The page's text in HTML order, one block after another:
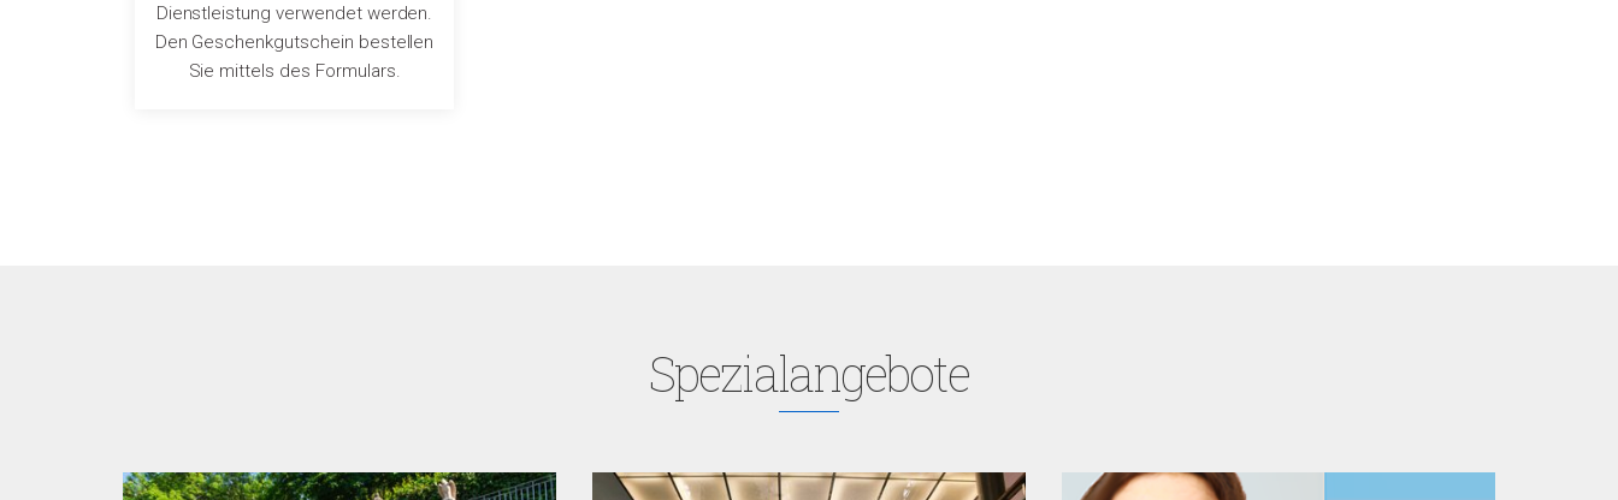
Dienstleistung verwendet werden.
Den Geschenkgutschein bestellen
Sie mittels des Formulars.
Spezialangebote